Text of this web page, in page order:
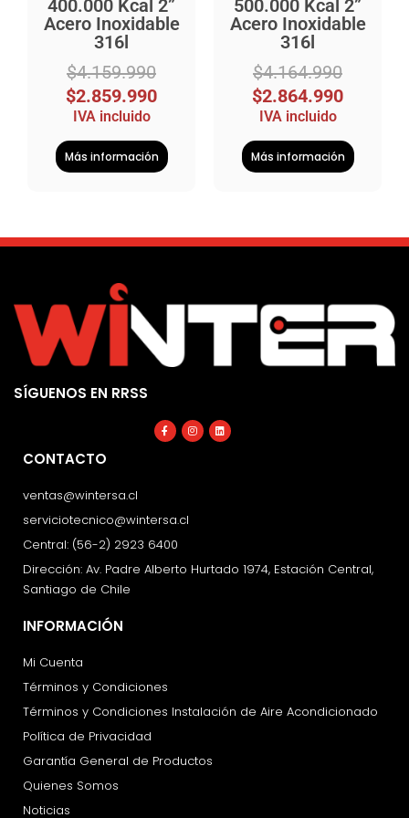
400.000 Kcal 2”
Acero Inoxidable
316l
$4.159.990
$2.859.990
IVA incluido
Más información
500.000 Kcal 2”
Acero Inoxidable
316l
$4.164.990
$2.864.990
IVA incluido
Más información
SÍGUENOS EN RRSS
Facebook-
f
Instagram
Linkedin
CONTACTO
ventas@wintersa.cl
serviciotecnico@wintersa.cl
Central: (56-2) 2923 6400
Dirección: Av. Padre Alberto Hurtado 1974, Estación Central,
Santiago de Chile
INFORMACIÓN
Mi Cuenta
Términos y Condiciones
Términos y Condiciones Instalación de Aire Acondicionado
Política de Privacidad
Garantía General de Productos
Quienes Somos
Noticias